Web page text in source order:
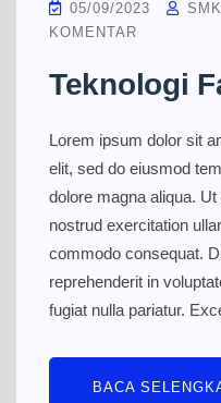
05/09/2023
KOMENTAR
Teknologi
Lorem ipsum dolor sit
elit, sed do eiusmod
dolore magna aliqua.
nostrud exercitation
commodo consequat.
reprehenderit in
fugiat nulla pariatur.
BACA